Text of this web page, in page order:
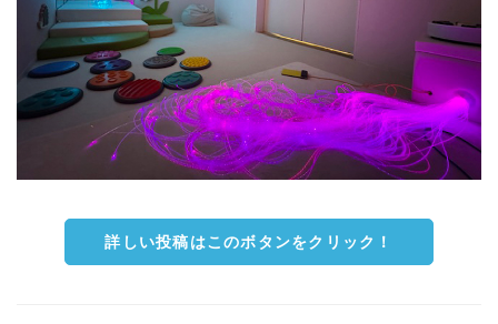
詳しい投稿はこのボタンをクリック！